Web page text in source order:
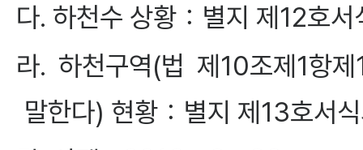
다. 하천수 상황：별지 제12호
라. 하천구역(법 제10조제1항
말한다) 현황：별지 제13호서